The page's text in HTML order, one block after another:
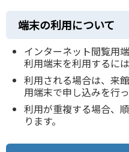
端末の利用について
インターネット閲覧用
利用端末を利用するに
利用される場合は、来
用端末で申し込みを行
利用が重複する場合、
ります。